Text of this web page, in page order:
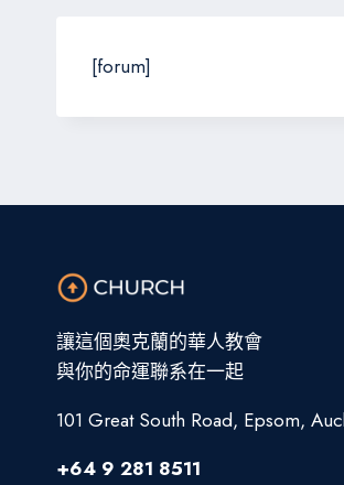
[forum]
讓這個奧克蘭的華人教會
與你的命運聯系在一起
101 Great South Road, Epsom,
+64 9 281 8511